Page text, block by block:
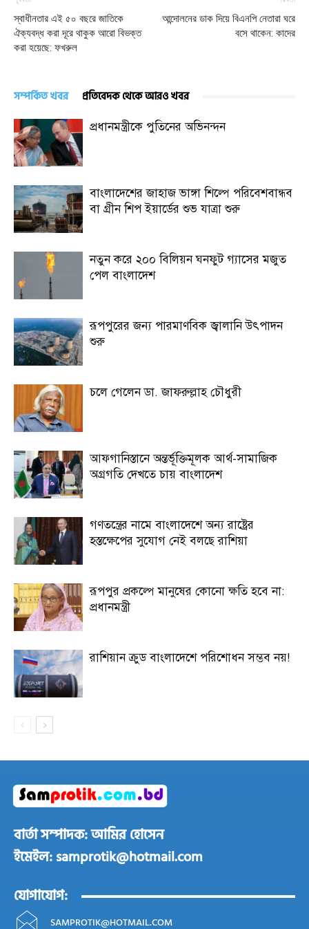
স্বাধীনতার এই ৫০ বছরে জাতিকে
ঐক্যবদ্ধ করা দূরে থাকুক আরো বিভক্ত
করা হয়েছে: ফখরুল
আন্দোলনের ডাক দিয়ে বিএনপি নেতারা ঘরে
বসে থাকেন: কাদের
সম্পর্কিত খবর প্রতিবেদক থেকে আরও খবর
প্রধানমন্ত্রীকে পুতিনের অভিনন্দন
বাংলাদেশের জাহাজ ভাঙ্গা শিল্পে পরিবেশবান্ধব
বা গ্রীন শিপ ইয়ার্ডের শুভ যাত্রা শুরু
নতুন করে ২০০ বিলিয়ন ঘনফুট গ্যাসের মজুত
পেল বাংলাদেশ
রূপপুরের জন্য পারমাণবিক জ্বালানি উৎপাদন
শুরু
চলে গেলেন ডা. জাফরুল্লাহ চৌধুরী
আফগানিস্তানে অন্তর্ভূক্তিমূলক আর্থ-সামাজিক
অগ্রগতি দেখতে চায় বাংলাদেশ
গণতন্ত্রের নামে বাংলাদেশে অন্য রাষ্ট্রের
হস্তক্ষেপের সুযোগ নেই বলছে রাশিয়া
রূপপুর প্রকল্পে মানুষের কোনো ক্ষতি হবে না:
প্রধানমন্ত্রী
রাশিয়ান ক্রুড বাংলাদেশে পরিশোধন সম্ভব নয়!
বার্তা সম্পাদক: আমির হোসেন
ইমেইল: samprotik@hotmail.com
যোগাযোগ:
SAMPROTIK@HOTMAIL.COM